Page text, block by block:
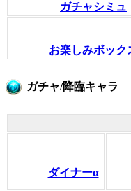
ガチャシミュ
お楽しみボック
ガチャ/降臨キャラ
ダイナーα